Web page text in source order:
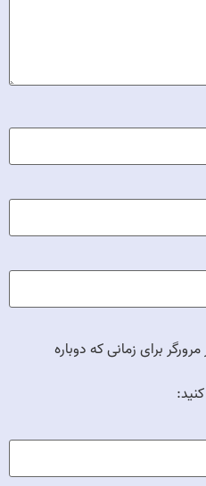
برای زمانی که دوباره